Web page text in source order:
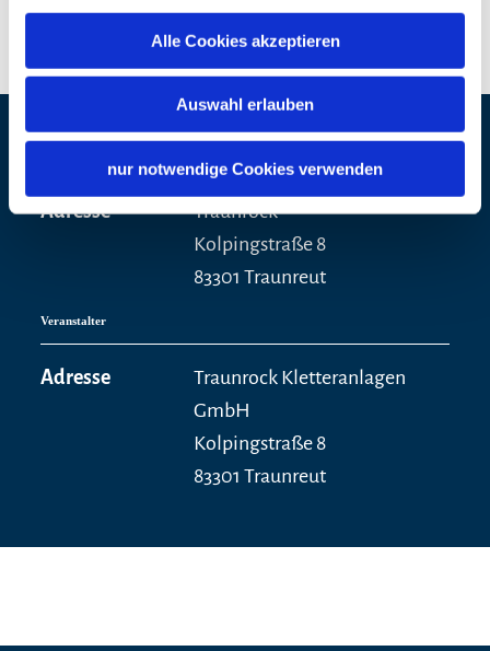
Alle Cookies akzeptieren
Auswahl erlauben
nur notwendige Cookies verwenden
Adresse
Traunrock
Kolpingstraße 8
83301 Traunreut
Veranstalter
Adresse
Traunrock Kletteranlagen
GmbH
Kolpingstraße 8
83301 Traunreut